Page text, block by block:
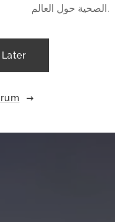
الصحية حول العالم.
Later